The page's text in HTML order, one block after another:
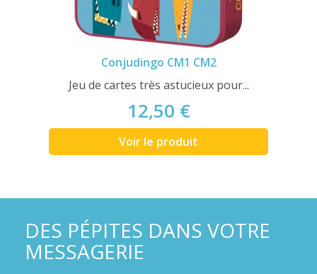
Conjudingo CM1 CM2
Jeu de cartes très astucieux pour...
12,50 €
Voir le produit
DES PÉPITES DANS VOTRE
MESSAGERIE